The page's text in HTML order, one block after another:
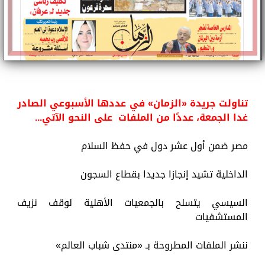
تناولت جريدة «الزمان» في عددها الأسبوعي الصادر
غدا الجمعة، عددًا من الملفات على النحو الآتي...
مصر ضمن أول عشر دول في حفظ السلام
الداخلية تشيد إنجازا جديدا بقطاع السجون
السيسي يتسلح بالجمعيات الأهلية لوقف نزيف
المستشفيات
ننشر الملفات المطروحة بـ «منتدى شباب العالم»